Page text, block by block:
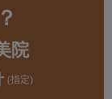
院
(指定)